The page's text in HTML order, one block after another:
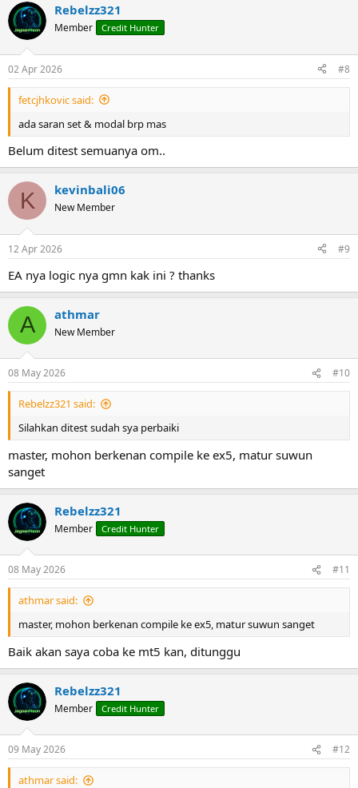
Rebelzz321
Member Credit Hunter
02 Apr 2026 #8
fetcjhkovic said:
ada saran set & modal brp mas
Belum ditest semuanya om..
K kevinbali06
New Member
12 Apr 2026 #9
EA nya logic nya gmn kak ini ? thanks
A athmar
New Member
08 May 2026 #10
Rebelzz321 said:
Silahkan ditest sudah sya perbaiki
master, mohon berkenan compile ke ex5, matur suwun
sanget
Rebelzz321
Member Credit Hunter
08 May 2026 #11
athmar said:
master, mohon berkenan compile ke ex5, matur suwun sanget
Baik akan saya coba ke mt5 kan, ditunggu
Rebelzz321
Member Credit Hunter
09 May 2026 #12
athmar said: